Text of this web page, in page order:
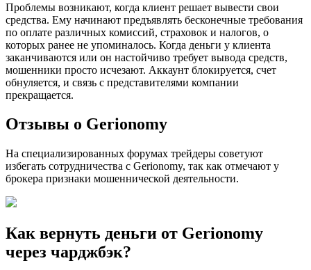
Проблемы возникают, когда клиент решает вывести свои
средства. Ему начинают предъявлять бесконечные требования
по оплате различных комиссий, страховок и налогов, о
которых ранее не упоминалось. Когда деньги у клиента
заканчиваются или он настойчиво требует вывода средств,
мошенники просто исчезают. Аккаунт блокируется, счет
обнуляется, и связь с представителями компании
прекращается.
Отзывы о Gerionomy
На специализированных форумах трейдеры советуют
избегать сотрудничества с Gerionomy, так как отмечают у
брокера признаки мошеннической деятельности.
Как вернуть деньги от Gerionomy
через чарджбэк?